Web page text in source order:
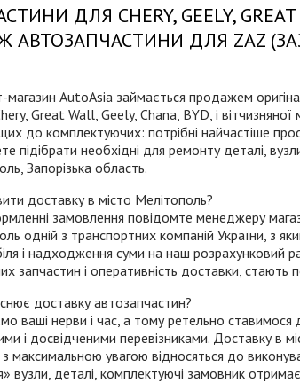
ДЛЯ CHERY, GEELY,
АВТОЗАПЧАСТИНИ ДЛЯ ZAZ
магазин AutoAsia займається продажем
Great Wall, Geely, Chana, BYD, і
до комплектуючих: потрібні найчастіше
підібрати необхідні для ремонту деталі,
Запорізька область.
доставку в місто Мелітополь?
замовлення повідомте менеджеру
одній з транспортних компаній України, з
і надходження суми на наш розрахунковий
запчастин і оперативність доставки, стають
доставку автозапчастин?
ваші нерви і час, а тому ретельно
і досвідченими перевізниками. Доставку в
максимальною увагою відносяться до
вузли, деталі, комплектуючі замовник отримає